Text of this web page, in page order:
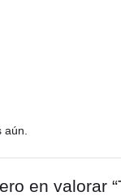
aún.
en valorar